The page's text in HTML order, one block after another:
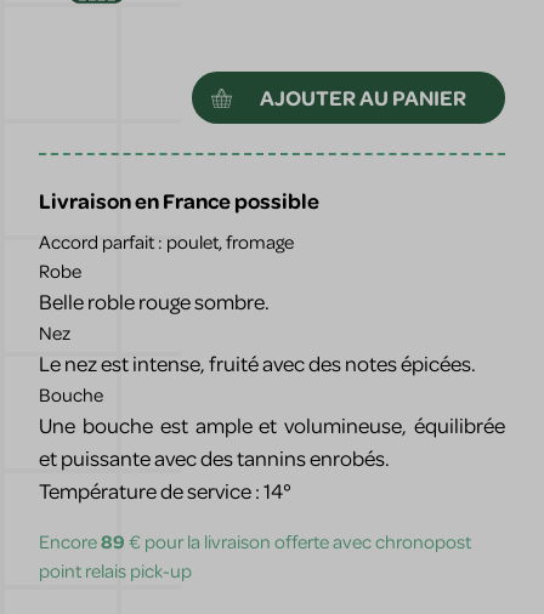
AJOUTER AU PANIER
Livraison en France possible
Accord parfait : poulet, fromage
Robe
Belle roble rouge sombre.
Nez
Le nez est intense, fruité avec des notes épicées.
Bouche
Une bouche est ample et volumineuse, équilibrée
et puissante avec des tannins enrobés.
Température de service : 14°
Encore89 € pour la livraison offerte avec chronopost
point relais pick-up